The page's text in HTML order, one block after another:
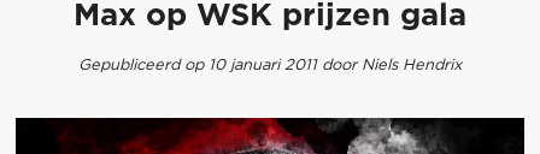
Max op WSK prijzen gala
Gepubliceerd op 10 januari 2011 door Niels Hendrix